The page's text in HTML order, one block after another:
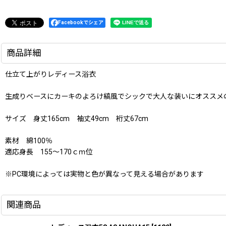
Facebookでシェア
商品詳細
仕立て上がりレディース浴衣
生成りベースにカーキのよろけ縞風でシックで大人な装いにオススメ
サイズ 身丈165cm 袖丈49cm 裄丈67cm
素材 綿100％
適応身長 155〜170ｃｍ位
※PC環境によっては実物と色が異なって見える場合があります
関連商品